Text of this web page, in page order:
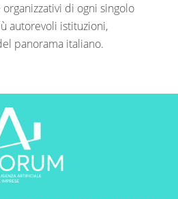
di ogni singolo
autorevoli istituzioni,
panorama italiano.